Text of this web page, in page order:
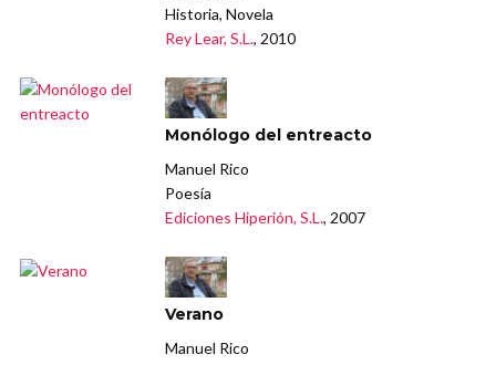
Historia, Novela
Rey Lear, S.L., 2010
Monólogo del entreacto
Manuel Rico
Poesía
Ediciones Hiperión, S.L., 2007
Verano
Manuel Rico